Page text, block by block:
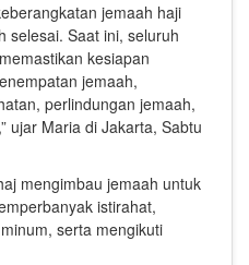
jemaah haji
selesai. Saat ini, seluruh
kesiapan
jemaah,
perlindungan jemaah,
ujar Maria di Jakarta, Sabtu
mengimbau jemaah untuk
istirahat,
serta mengikuti